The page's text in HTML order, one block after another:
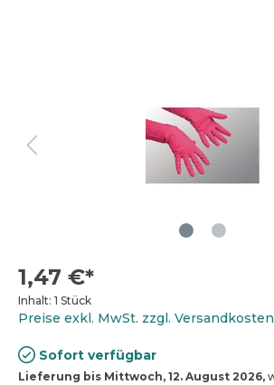
1,47 €*
Inhalt: 1 Stück
Preise exkl. MwSt. zzgl. Versandkosten
Sofort verfügbar
Lieferung bis Mittwoch, 12. August 2026,